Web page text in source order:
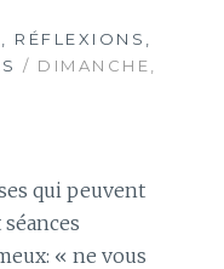
RÉFLEXIONS,
/ DIMANCHE,
qui peuvent
« ne vous